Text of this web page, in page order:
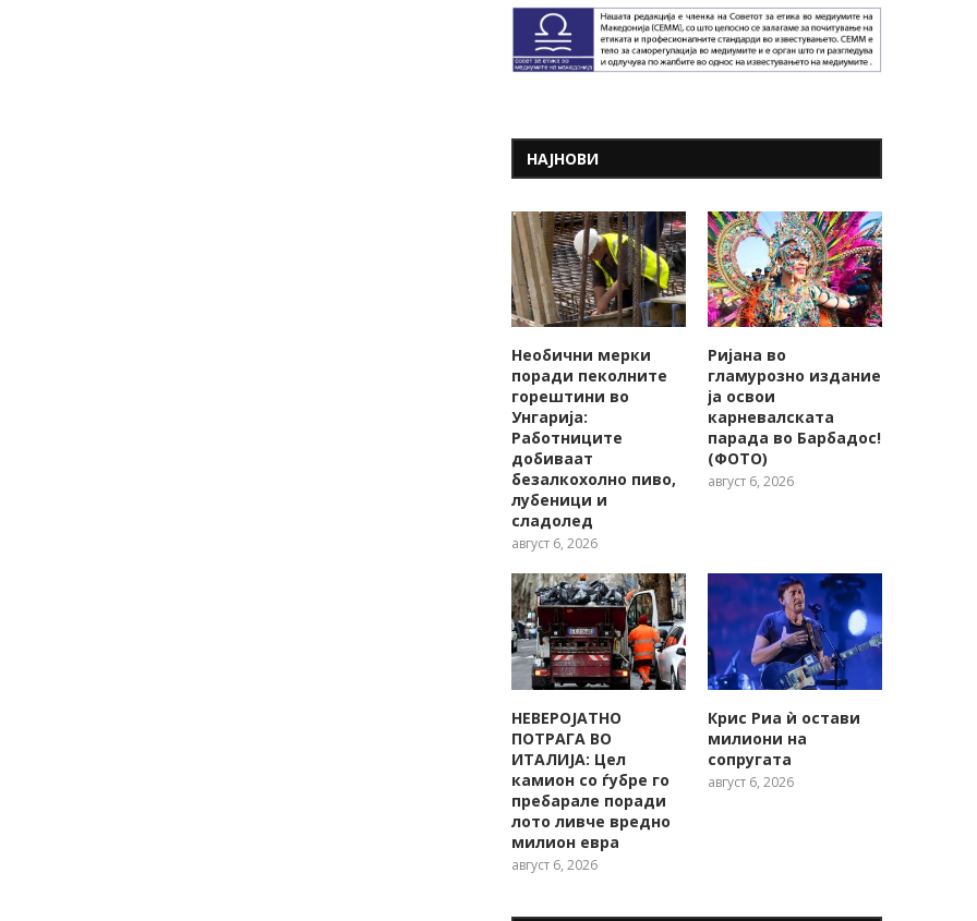
НАЈНОВИ
Необични мерки
поради пеколните
горештини во
Унгарија:
Работниците
добиваат
безалкохолно пиво,
лубеници и
сладолед
август 6, 2026
Ријана во
гламурозно издание
ја освои
карневалската
парада во Барбадос!
(ФОТО)
август 6, 2026
НЕВЕРОЈАТНО
ПОТРАГА ВО
ИТАЛИЈА: Цел
камион со ѓубре го
пребарале поради
лото ливче вредно
милион евра
август 6, 2026
Крис Риа ѝ остави
милиони на
сопругата
август 6, 2026